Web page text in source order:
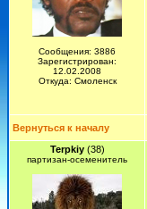
Сообщения: 3886
Зарегистрирован:
12.02.2008
Откуда: Смоленск
Вернуться к началу
Terpkiy(38)
партизан-осеменитель